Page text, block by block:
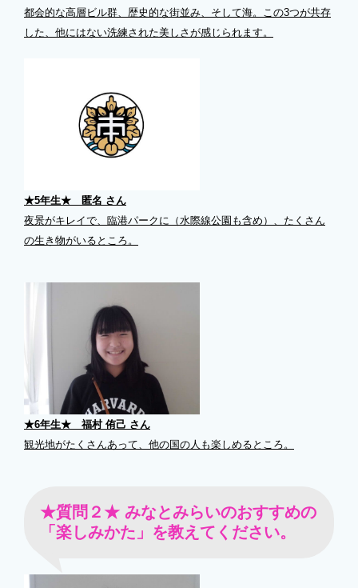
都会的な高層ビル群、歴史的な街並み、そして海。この3つが共存
した、他にはない洗練された美しさが感じられます。
★5年生★ 匿名 さん
夜景がキレイで、臨港パークに（水際線公園も含め）、たくさん
の生き物がいるところ。
★6年生★ 福村 侑己 さん
観光地がたくさんあって、他の国の人も楽しめるところ。
★質問２★ みなとみらいのおすすめの
「楽しみかた」を教えてください。